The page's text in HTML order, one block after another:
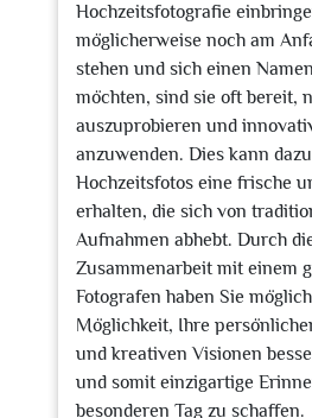
Hochzeitsfotografie
möglicherweise noch am
stehen und sich einen
möchten, sind sie oft bereit,
auszuprobieren und
anzuwenden. Dies kann
Hochzeitsfotos eine frische
erhalten, die sich von
Aufnahmen abhebt. Durch
Zusammenarbeit mit einem
Fotografen haben Sie
Möglichkeit, Ihre
und kreativen Visionen
und somit einzigartige
besonderen Tag zu schaffen.